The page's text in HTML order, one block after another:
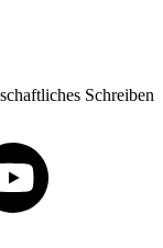
Schreiben